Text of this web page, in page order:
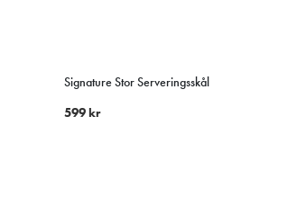
Signature Stor Serveringsskål
599kr